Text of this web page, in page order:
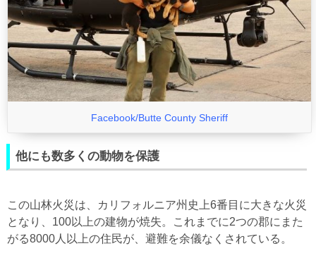
Facebook/Butte County Sheriff
他にも数多くの動物を保護
この山林火災は、カリフォルニア州史上6番目に大きな火災
となり、100以上の建物が焼失。これまでに2つの郡にまた
がる8000人以上の住民が、避難を余儀なくされている。